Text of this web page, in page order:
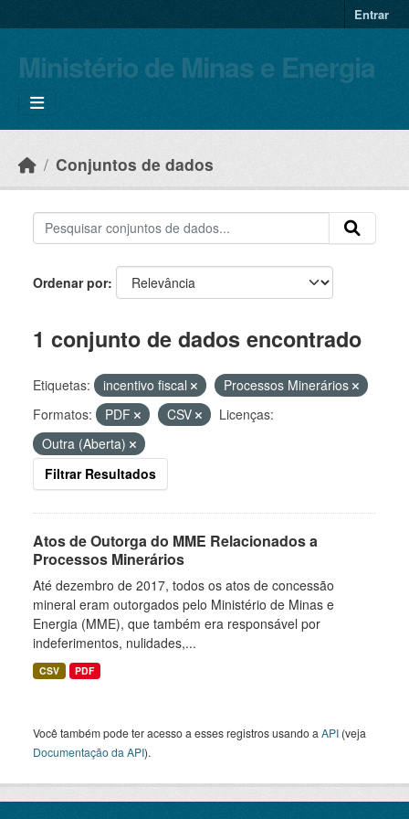
Entrar
Ministério de Minas e Energia
Conjuntos de dados
Ordenar por
1 conjunto de dados encontrado
Etiquetas: incentivo fiscal
Processos Minerários
Formatos:
PDF CSV
Licenças:
Outra (Aberta)
Filtrar Resultados
Atos de Outorga do MME Relacionados a
Processos Minerários
Até dezembro de 2017, todos os atos de concessão
mineral eram outorgados pelo Ministério de Minas e
Energia (MME), que também era responsável por
indeferimentos, nulidades,...
CSV PDF
Você também pode ter acesso a esses registros usando a API (veja
Documentação da API).